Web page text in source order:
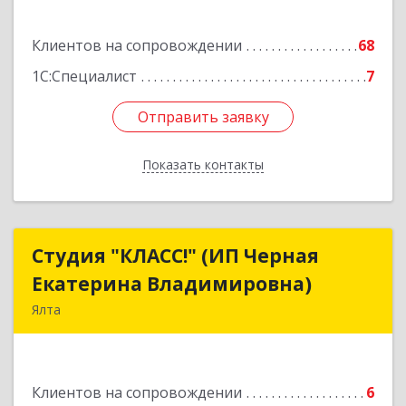
Клиентов на сопровождении
68
1С:Специалист
7
Отправить заявку
Показать контакты
Подробнее
Отправить заявку
Назад
Студия "КЛАСС!" (ИП Черная
Екатерина Владимировна)
Ялта
Клиентов на сопровождении 6
Студия "КЛАСС!" (ИП Черная
Екатерина Владимировна)